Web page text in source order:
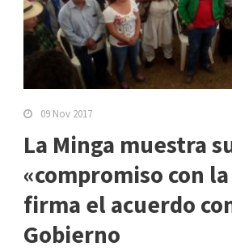
09 Nov 2017
La Minga muestra
«compromiso con
firma el acuerdo
Gobierno